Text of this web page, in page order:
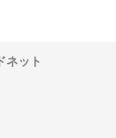
ネット